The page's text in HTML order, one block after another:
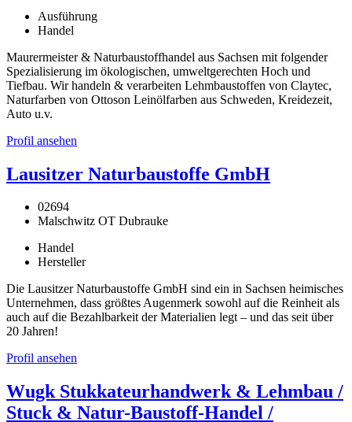
Ausführung
Handel
Maurermeister & Naturbaustoffhandel aus Sachsen mit folgender
Spezialisierung im ökologischen, umweltgerechten Hoch und
Tiefbau. Wir handeln & verarbeiten Lehmbaustoffen von Claytec,
Naturfarben von Ottoson Leinölfarben aus Schweden, Kreidezeit,
Auto u.v.
Profil ansehen
Lausitzer Naturbaustoffe GmbH
02694
Malschwitz OT Dubrauke
Handel
Hersteller
Die Lausitzer Naturbaustoffe GmbH sind ein in Sachsen heimisches
Unternehmen, dass größtes Augenmerk sowohl auf die Reinheit als
auch auf die Bezahlbarkeit der Materialien legt – und das seit über
20 Jahren!
Profil ansehen
Wugk Stukkateurhandwerk & Lehmbau /
Stuck & Natur-Baustoff-Handel /